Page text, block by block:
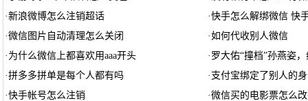
·新浪微博怎么注销超话 ·快手怎么解绑微信 快
·微信图片自动清理怎么关闭 ·如何代收别人微信
· 为什么微信上都喜欢用aaa开头 · 罗大佑“撞档”孙燕姿
·拼多多拼单是每个人都有吗 · 支付宝绑定了别人的
·快手帐号怎么注销 ·微信买的电影票怎么